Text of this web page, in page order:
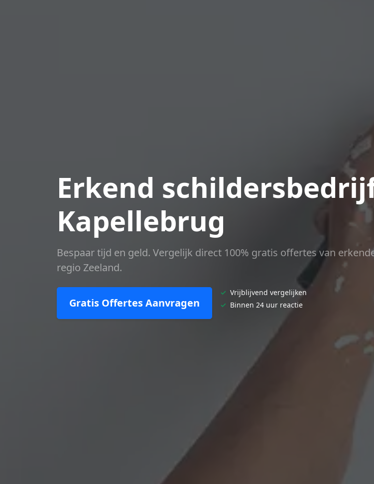
Erkend
Kapellebrug
Bespaar tijd en geld. Vergelijk direct 100% gratis offertes van
regio Zeeland.
Gratis Offertes Aanvragen
✓ Vrijblijvend vergelijken
✓ Binnen 24 uur reactie